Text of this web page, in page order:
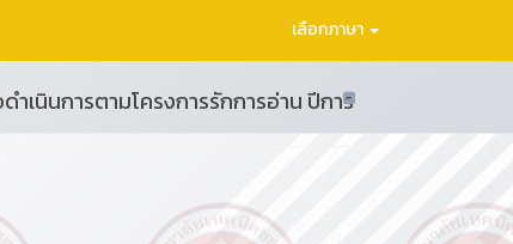
เลือกภาษา
เนินการตามโครงการรักการอ่าน ปีการ